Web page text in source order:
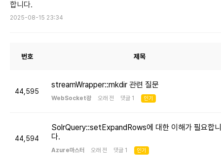
합니다.
2025-08-15 23:34
번호 제목
44,595
streamWrapper::mkdir 관련 질문
WebSocket광 오래 전 댓글 1 인기
44,594
SolrQuery::setExpandRows에 대한 이해가 필요합니
다.
Azure마스터 오래 전 댓글 1 인기